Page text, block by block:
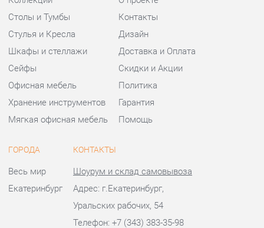
Офисная мебель
Хранение инструментов
Мягкая офисная мебель
Политика
Гарантия
Помощь
ГОРОДА
Весь мир
Екатеринбург
Шоурум и склад самовывоза
Адрес: г.Екатеринбург,
Уральских рабочих, 54
Часы работы:
Пн - Пт:10:00 - 20:00 (GMT+5)
Отправить сообщение
© 2009-2026 Офисная мебель Екатеринбург